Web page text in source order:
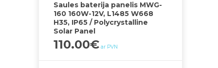
Saules baterija panelis MWG-
160 160W-12V, L1485 W668
H35, IP65 / Polycrystalline
Solar Panel
110.00€ ar PVN